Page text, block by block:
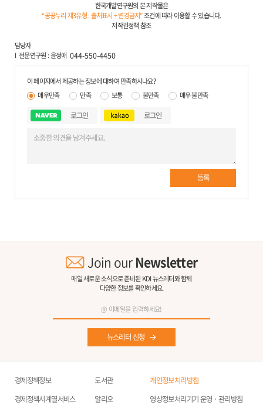
한국개발연구원의 본 저작물은
“공공누리 제3유형 : 출처표시 + 변경금지”조건에 따라 이용할 수 있습니다.
저작권정책 참조
담당자
전문연구원 윤정애 044-550-4450
이 페이지에서 제공하는 정보에 대하여 만족하시나요?
매우만족
만족 보통 불만족 매우 불만족
로그인 로그인
등록
Join ourNewsletter
매일 새로운 소식으로 준비된 KDI 뉴스레터와 함께
다양한 정보를 확인하세요.
뉴스레터 신청
경제정책정보
경제정책시계열서비스
도서관
알리오
개인정보처리방침
영상정보처리기기 운영ㆍ관리방침